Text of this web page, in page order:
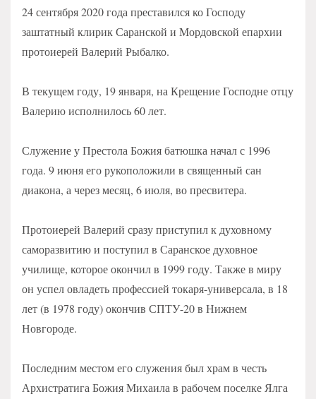
24 сентября 2020 года преставился ко Господу
заштатный клирик Саранской и Мордовской епархии
протоиерей Валерий Рыбалко.
В текущем году, 19 января, на Крещение Господне отцу
Валерию исполнилось 60 лет.
Служение у Престола Божия батюшка начал с 1996
года. 9 июня его рукоположили в священный сан
диакона, а через месяц, 6 июля, во пресвитера.
Протоиерей Валерий сразу приступил к духовному
саморазвитию и поступил в Саранское духовное
училище, которое окончил в 1999 году. Также в миру
он успел овладеть профессией токаря-универсала, в 18
лет (в 1978 году) окончив СПТУ-20 в Нижнем
Новгороде.
Последним местом его служения был храм в честь
Архистратига Божия Михаила в рабочем поселке Ялга